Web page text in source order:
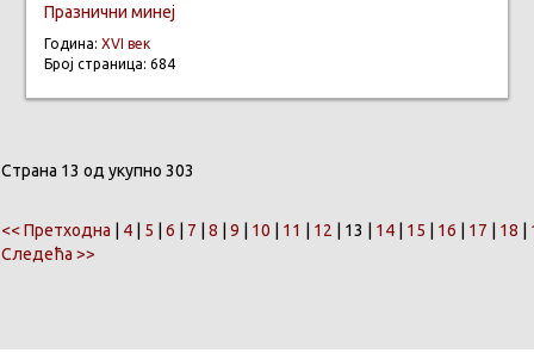
Празнични минеј
Година: XVI век
Број страница: 684
Страна 13 од укупно 303
<< Претходна 4 5 6 7 8 9 10 11 12 | 13 | 14 15 16 17 18
Следећа >>